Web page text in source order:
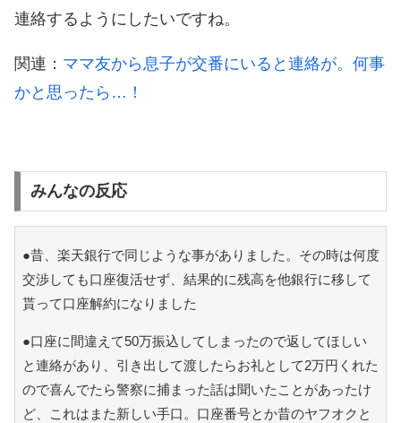
連絡するようにしたいですね。
関連： ママ友から息子が交番にいると連絡が。何事
かと思ったら…！
みんなの反応
●昔、楽天銀行で同じような事がありました。その時は何度
交渉しても口座復活せず、結果的に残高を他銀行に移して
貰って口座解約になりました
●口座に間違えて50万振込してしまったので返してほしい
と連絡があり、引き出して渡したらお礼として2万円くれた
ので喜んでたら警察に捕まった話は聞いたことがあったけ
ど、これはまた新しい手口。口座番号とか昔のヤフオクと